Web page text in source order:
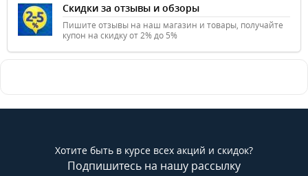
Скидки за отзывы и обзоры
Пишите отзывы на наш магазин и товары, получайте
купон на скидку от 2% до 5%
Хотите быть в курсе всех акций и скидок?
Подпишитесь на нашу рассылку